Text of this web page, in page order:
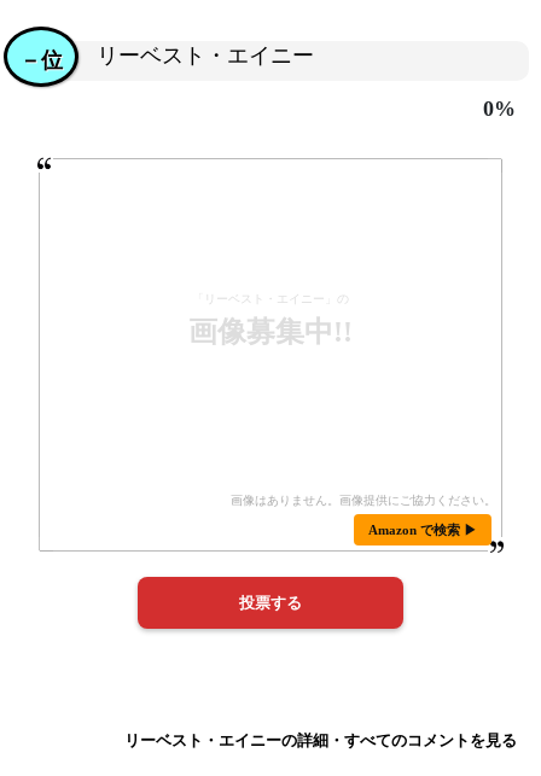
リーベスト・エイニー
－位
0%
「リーベスト・エイニー」の
画像募集中!!
Amazon で検索 ▶
リーベスト・エイニーの詳細・すべてのコメントを見る